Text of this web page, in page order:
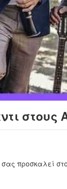
στους
σας προσκαλεί